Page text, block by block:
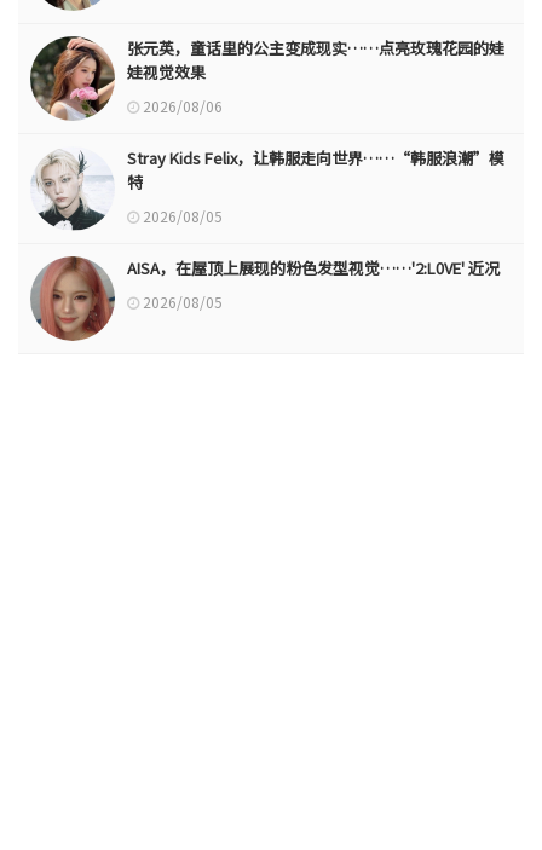
张元英，童话里的公主变成现实……点亮玫瑰花园的娃
娃视觉效果
2026/08/06
Stray Kids Felix，让韩服走向世界……“韩服浪潮”模
特
2026/08/05
AISA，在屋顶上展现的粉色发型视觉……'2:L0VE' 近况
2026/08/05